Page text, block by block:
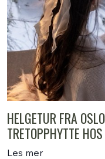
HELGETUR FRA
TRETOPPHYTTE
Les mer